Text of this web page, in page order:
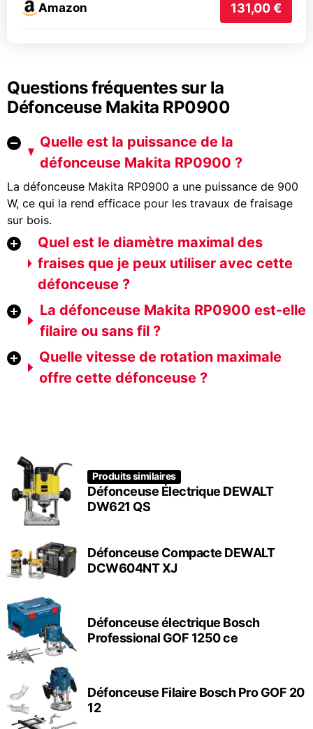
Amazon 131,00 €
Questions fréquentes sur la
Défonceuse Makita RP0900
Quelle est la puissance de la
défonceuse Makita RP0900 ?
La défonceuse Makita RP0900 a une puissance de 900
W, ce qui la rend efficace pour les travaux de fraisage
sur bois.
Quel est le diamètre maximal des
fraises que je peux utiliser avec cette
défonceuse ?
La défonceuse Makita RP0900 est-elle
filaire ou sans fil ?
Quelle vitesse de rotation maximale
offre cette défonceuse ?
Produits similaires
Défonceuse Électrique DEWALT
DW621 QS
Défonceuse Compacte DEWALT
DCW604NT XJ
Défonceuse électrique Bosch
Professional GOF 1250 ce
Défonceuse Filaire Bosch Pro GOF 20
12